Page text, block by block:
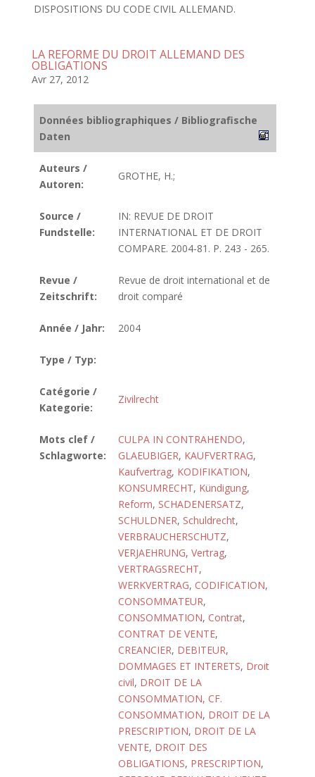
DISPOSITIONS DU CODE CIVIL ALLEMAND.
LA REFORME DU DROIT ALLEMAND DES
OBLIGATIONS
Avr 27, 2012
Données bibliographiques / Bibliografische
Daten
Auteurs /
Autoren:
GROTHE, H.;
Source /
Fundstelle:
IN: REVUE DE DROIT
INTERNATIONAL ET DE DROIT
COMPARE. 2004-81. P. 243 - 265.
Revue /
Zeitschrift:
Revue de droit international et de
droit comparé
Année / Jahr: 2004
Type / Typ:
Catégorie /
Kategorie:
Zivilrecht
Mots clef /
Schlagworte:
CULPA IN CONTRAHENDO,
GLAEUBIGER, KAUFVERTRAG,
Kaufvertrag, KODIFIKATION,
KONSUMRECHT, Kündigung,
Reform, SCHADENERSATZ,
SCHULDNER, Schuldrecht,
VERBRAUCHERSCHUTZ,
VERJAEHRUNG, Vertrag,
VERTRAGSRECHT,
WERKVERTRAG, CODIFICATION,
CONSOMMATEUR,
CONSOMMATION, Contrat,
CONTRAT DE VENTE,
CREANCIER, DEBITEUR,
DOMMAGES ET INTERETS, Droit
civil, DROIT DE LA
CONSOMMATION, CF.
CONSOMMATION, DROIT DE LA
PRESCRIPTION, DROIT DE LA
VENTE, DROIT DES
OBLIGATIONS, PRESCRIPTION,